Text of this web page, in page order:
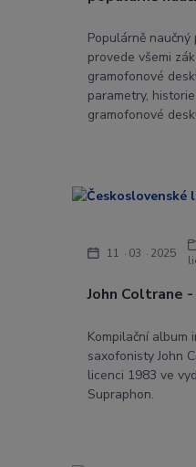
Populárně
provede všemi
gramofonové
parametry,
gramofonové
John Coltrane -
11 03 2025
Kompilační album
saxofonisty John
licenci 1983 ve
Supraphon.